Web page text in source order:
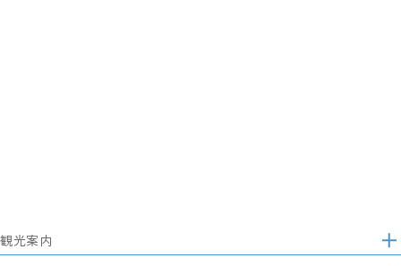
サ
イ
観光案内